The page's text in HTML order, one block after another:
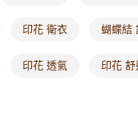
印花 衛衣 蝴蝶結
印花 透氣 印花 舒